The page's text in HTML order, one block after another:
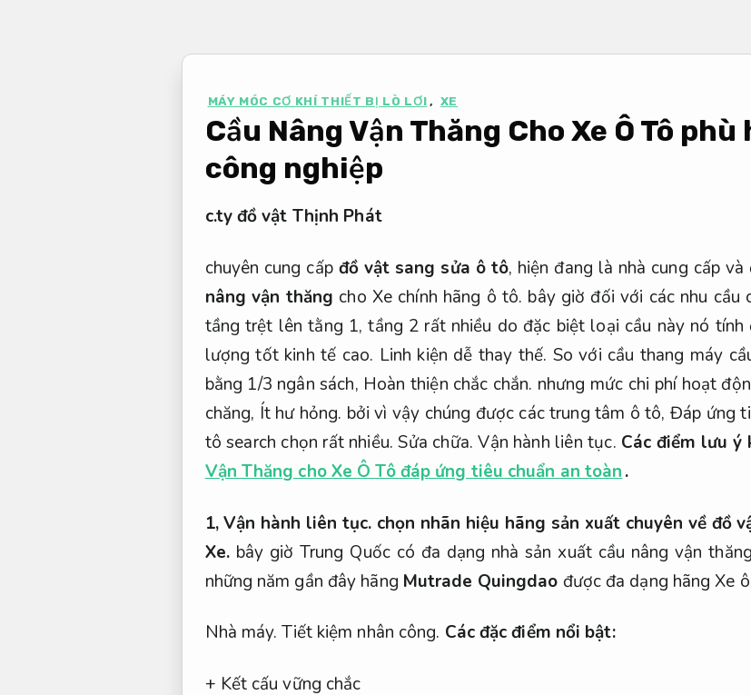
MÁY MÓC CƠ KHÍ THIẾT BỊ LÒ LƠI , XE
Cầu Nâng Vận Thăng Cho Xe Ô Tô
công nghiệp
c.ty đồ vật Thịnh Phát
chuyên cung cấp đồ vật sang sửa ô tô, hiện đang là nhà cung cấp
nâng vận thăng cho Xe chính hãng ô tô. bây giờ đối với các nhu
tầng trệt lên tằng 1, tầng 2 rất nhiều do đặc biệt loại cầu này nó
lượng tốt kinh tế cao. Linh kiện dễ thay thế. So với cầu thang máy
bằng 1/3 ngân sách, Hoàn thiện chắc chắn. nhưng mức chi phí hoạt
chăng, Ít hư hỏng. bởi vì vậy chúng được các trung tâm ô tô, Đáp ứng
tô search chọn rất nhiều.Sửa chữa. Vận hành liên tục. Các điểm lưu ý
Vận Thăng cho Xe Ô Tô đáp ứng tiêu chuẩn an toàn.
1,Vận hành liên tục. chọn nhãn hiệu hãng sản xuất chuyên về đồ
Xe.bây giờ Trung Quốc có đa dạng nhà sản xuất cầu nâng vận
những năm gần đây hãng Mutrade Quingdao được đa dạng hãng Xe
Nhà máy. Tiết kiệm nhân công. Các đặc điểm nổi bật:
+ Kết cấu vững chắc